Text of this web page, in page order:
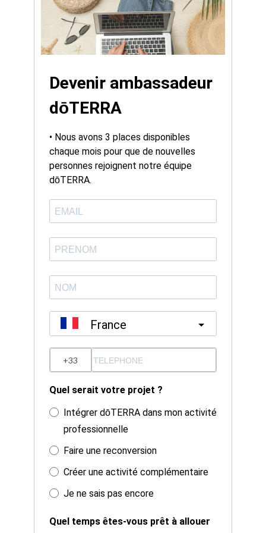
Devenir ambassadeur
dōTERRA
• Nous avons 3 places disponibles
chaque mois pour que de nouvelles
personnes rejoignent notre équipe
dōTERRA.
France
Quel serait votre projet ?
Intégrer dōTERRA dans mon activité
professionnelle
Faire une reconversion
Créer une activité complémentaire
Je ne sais pas encore
Quel temps êtes-vous prêt à allouer